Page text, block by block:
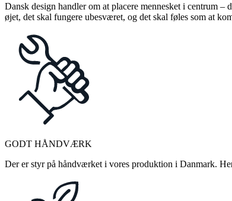
Dansk design handler om at placere mennesket i centrum
øjet, det skal fungere ubesværet, og det skal føles som at
GODT HÅNDVÆRK
Der er styr på håndværket i vores produktion i Danmark.